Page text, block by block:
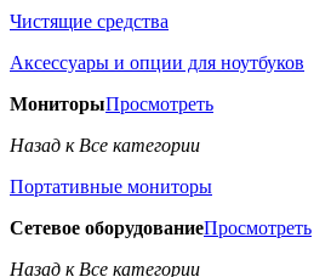
Чистящие средства
Аксессуары и опции для ноутбуков
МониторыПросмотреть
Назад к Все категории
Портативные мониторы
Сетевое оборудованиеПросмотреть
Назад к Все категории